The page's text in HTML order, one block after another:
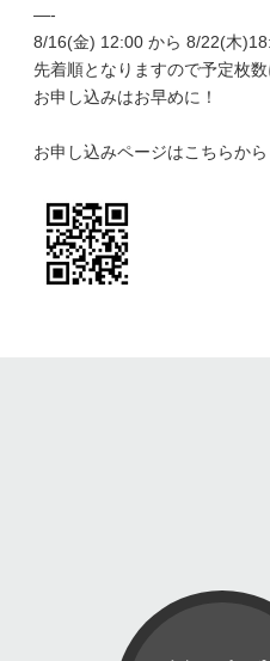
—-
8/16(金) 12:00 から 8/22(木
先着順となりますので予定枚
お申し込みはお早めに！
お申し込みページはこちらか